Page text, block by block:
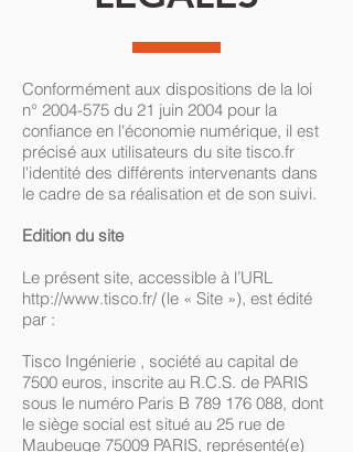
Conformément aux dispositions de la loi
n° 2004-575 du 21 juin 2004 pour la
confiance en l'économie numérique, il est
précisé aux utilisateurs du site tisco.fr
l'identité des différents intervenants dans
le cadre de sa réalisation et de son suivi.
Edition du site
Le présent site, accessible à l’URL
http://www.tisco.fr/ (le « Site »), est édité
par :
Tisco Ingénierie , société au capital de
7500 euros, inscrite au R.C.S. de PARIS
sous le numéro Paris B 789 176 088, dont
le siège social est situé au 25 rue de
Maubeuge 75009 PARIS, représenté(e)